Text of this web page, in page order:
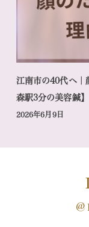
江南市の40代へ｜
森駅3分の美容鍼】
2026年6月9日